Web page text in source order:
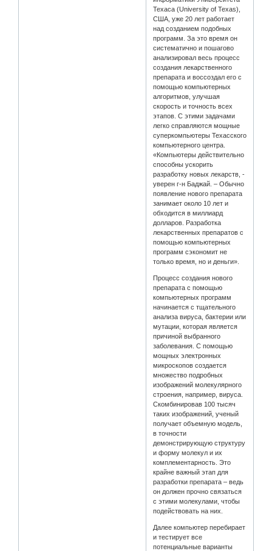
Техаса (University of Texas),
США, уже 20 лет работает
над созданием подобных
программ. За это время он
систематично и пошагово
анализировал весь процесс
создания лекарственного
препарата и воссоздал его с
помощью компьютерных
алгоритмов, улучшая
скорость и точность всех
этапов. С этими задачами
легко справляются мощные
суперкомпьютеры Техасского
компьютерного центра.
«Компьютеры действительно
способны ускорить
разработку новых лекарств, -
уверен г-н Баджай. – Обычно
появление нового препарата
занимает около 10 лет и
обходится в миллиард
долларов. Разработка
лекарственных препаратов с
помощью компьютерных
программ сэкономит не
только время, но и деньги».
Процесс создания нового
препарата с помощью
компьютерных программ
начинается с тщательного
анализа вируса, бактерии или
мутации, которая является
причиной выбранного
заболевания. С помощью
мощных электронных
микроскопов создается
множество подробных
изображений молекулярного
строения, например, вируса.
Скомбинировав 100 тысяч
таких изображений, ученый
получает объемную модель,
в точности
демонстрирующую структуру
и форму молекул и их
комплементарность. Это
крайне важный этап для
разработки препарата – ведь
он должен прочно связаться
с этими молекулами, чтобы
подействовать на них.
Далее компьютер перебирает
и тестирует все
потенциальные варианты